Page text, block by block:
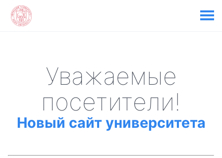
Уважаемые
посетители!
Новый сайт университета